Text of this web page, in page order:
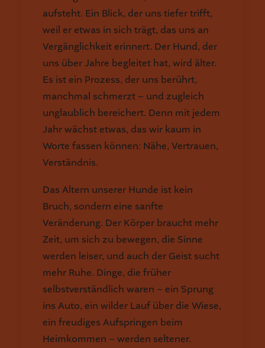
aufsteht. Ein Blick, der uns tiefer trifft,
weil er etwas in sich trägt, das uns an
Vergänglichkeit erinnert. Der Hund, der
uns über Jahre begleitet hat, wird älter.
Es ist ein Prozess, der uns berührt,
manchmal schmerzt – und zugleich
unglaublich bereichert. Denn mit jedem
Jahr wächst etwas, das wir kaum in
Worte fassen können: Nähe, Vertrauen,
Verständnis.
Das Altern unserer Hunde ist kein
Bruch, sondern eine sanfte
Veränderung. Der Körper braucht mehr
Zeit, um sich zu bewegen, die Sinne
werden leiser, und auch der Geist sucht
mehr Ruhe. Dinge, die früher
selbstverständlich waren – ein Sprung
ins Auto, ein wilder Lauf über die Wiese,
ein freudiges Aufspringen beim
Heimkommen – werden seltener.